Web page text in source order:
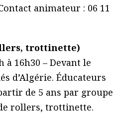
animateur : 06 11
trottinette)
à 16h30 – Devant le
d’Algérie. Éducateurs
de 5 ans par groupe
rollers, trottinette.